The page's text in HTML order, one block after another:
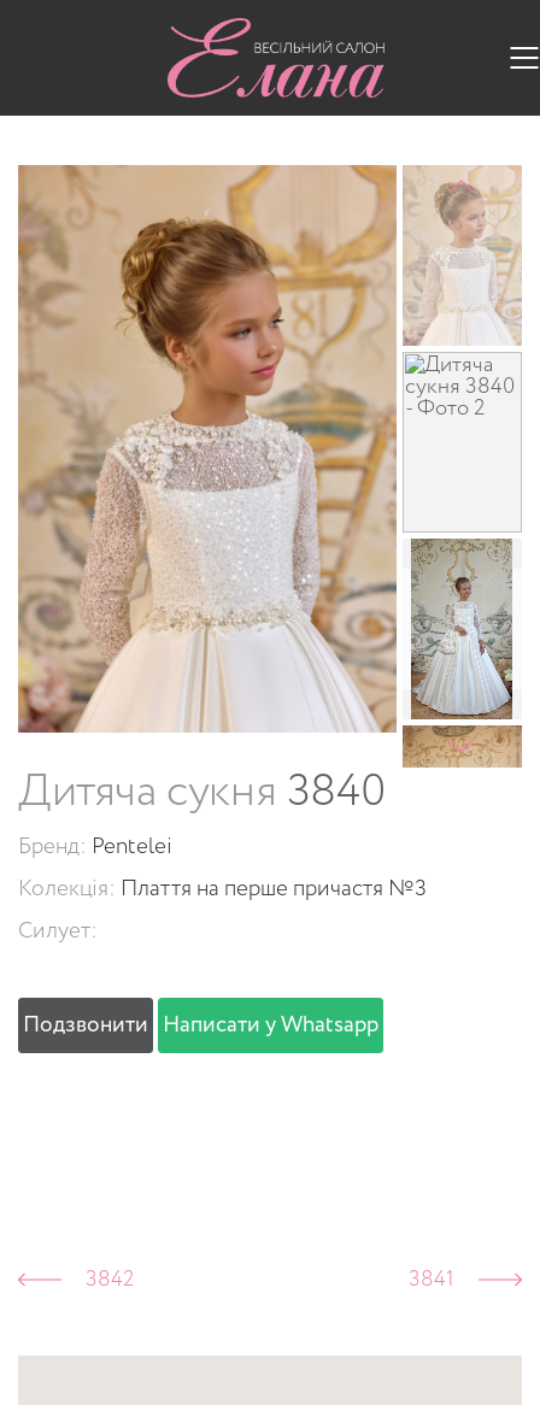
Дитячі сукні/Дитяча сукня 3840
Дитяча сукня 3840
Бренд: Pentelei
Колекція: Плаття на перше причастя №3
Силует:
Подзвонити Написати у Whatsapp
3842 3841